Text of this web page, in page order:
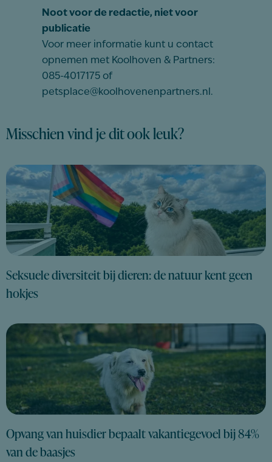
Noot voor de redactie, niet voor
publicatie
Voor meer informatie kunt u contact
opnemen met Koolhoven & Partners:
085-4017175 of
petsplace@koolhovenenpartners.nl.
Misschien vind je dit ook leuk?
Seksuele diversiteit bij dieren: de natuur kent geen
hokjes
Opvang van huisdier bepaalt vakantiegevoel bij 84%
van de baasjes